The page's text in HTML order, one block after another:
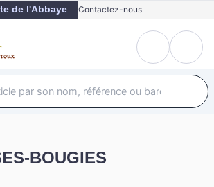
de l'Abbaye Contactez-nous
BOUGIES